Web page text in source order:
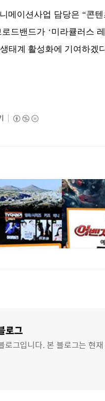
메이션사업 담당은 “콘
드밴드가 ‘미라큘러스
태계 활성화에 기여하겠
로그
로그입니다. 본 블로그는 현